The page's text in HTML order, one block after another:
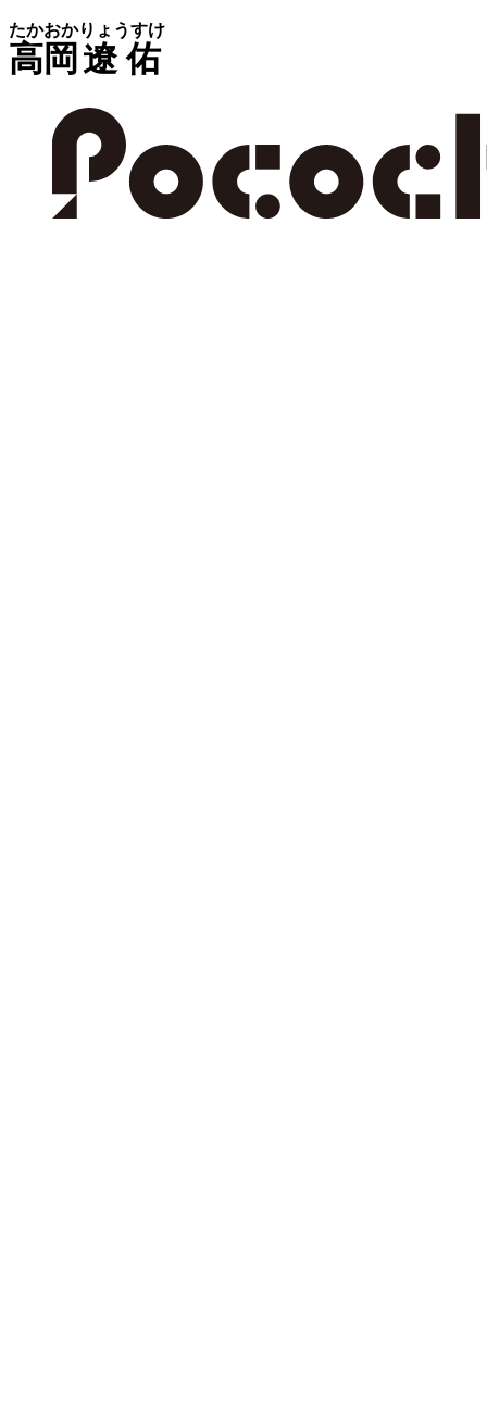
高岡
たかおか
遼佑
りょうすけ